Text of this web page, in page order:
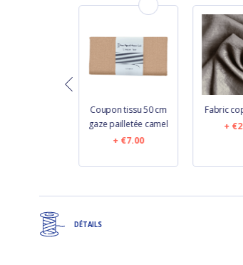
Coupon tissu 50 cm
gaze pailletée camel
€7.00
Fabric
DÉTAILS